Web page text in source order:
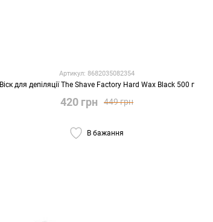
Артикул: 8682035082354
Віск для депіляції The Shave Factory Hard Wax Black 500 г
449 грн
420 грн
В бажання